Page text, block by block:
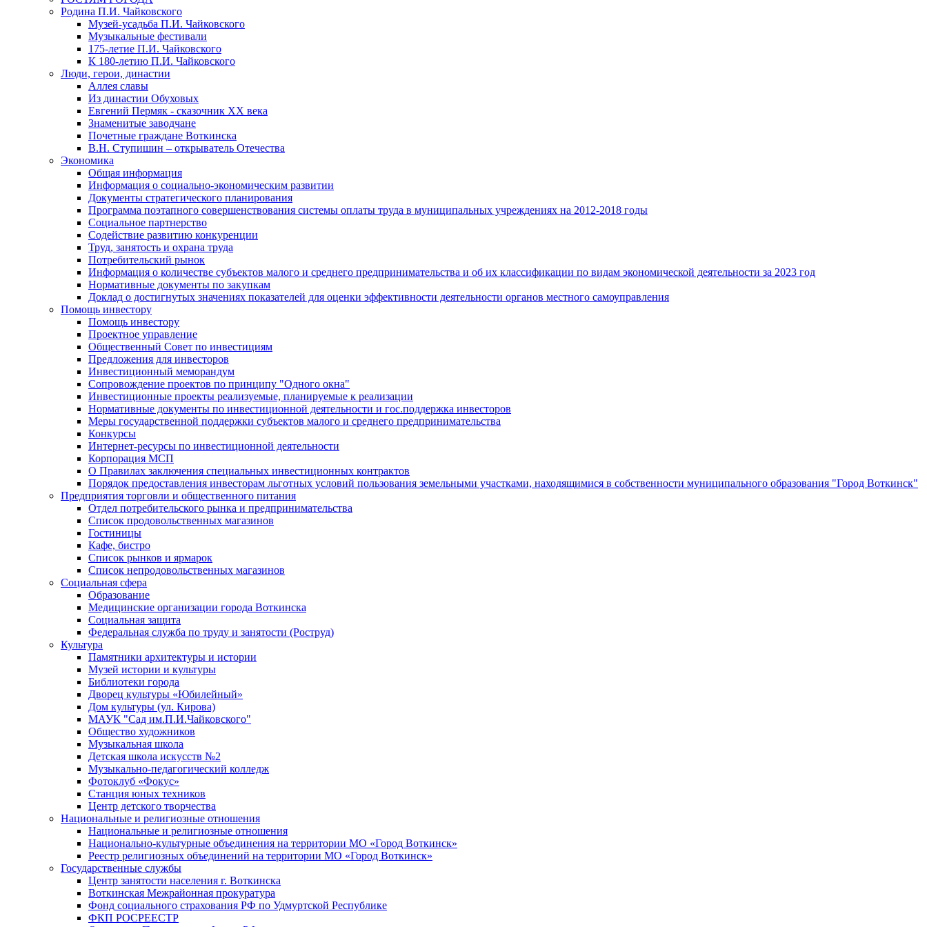
Родина П.И. Чайковского
Музей-усадьба П.И. Чайковского
Музыкальные фестивали
175-летие П.И. Чайковского
К 180-летию П.И. Чайковского
Люди, герои, династии
Аллея славы
Из династии Обуховых
Евгений Пермяк - сказочник XX века
Знаменитые заводчане
Почетные граждане Воткинска
В.Н. Ступишин – открыватель Отечества
Экономика
Общая информация
Информация о социально-экономическим развитии
Документы стратегического планирования
Программа поэтапного совершенствования системы оплаты труда в муниципальных учреждениях на 2012-2018 годы
Социальное партнерство
Содействие развитию конкуренции
Труд, занятость и охрана труда
Потребительский рынок
Информация о количестве субъектов малого и среднего предпринимательства и об их классификации по видам экономической деятельности за 2023 год
Нормативные документы по закупкам
Доклад о достигнутых значениях показателей для оценки эффективности деятельности органов местного самоуправления
Помощь инвестору
Помощь инвестору
Проектное управление
Общественный Совет по инвестициям
Предложения для инвесторов
Инвестиционный меморандум
Сопровождение проектов по принципу "Oдного окна"
Инвестиционные проекты реализуемые, планируемые к реализации
Нормативные документы по инвестиционной деятельности и гос.поддержка инвесторов
Меры государственной поддержки субъектов малого и среднего предпринимательства
Конкурсы
Интернет-ресурсы по инвестиционной деятельности
Корпорация МСП
О Правилах заключения специальных инвестиционных контрактов
Порядок предоставления инвесторам льготных условий пользования земельными участками, находящимися в собственности муниципального образования "Город Воткинск"
Предприятия торговли и общественного питания
Отдел потребительского рынка и предпринимательства
Список продовольственных магазинов
Гостиницы
Кафе, бистро
Cписок рынков и ярмарок
Список непродовольственных магазинов
Социальная сфера
Образование
Медицинские организации города Воткинска
Социальная защита
Федеральная служба по труду и занятости (Роструд)
Культура
Памятники архитектуры и истории
Музей истории и культуры
Библиотеки города
Дворец культуры «Юбилейный»
Дом культуры (ул. Кирова)
МАУК "Сад им.П.И.Чайковского"
Общество художников
Музыкальная школа
Детская школа искусств №2
Музыкально-педагогический колледж
Фотоклуб «Фокус»
Станция юных техников
Центр детского творчества
Национальные и религиозные отношения
Национальные и религиозные отношения
Национально-культурные объединения на территории МО «Город Воткинск»
Реестр религиозных объединений на территории МО «Город Воткинск»
Государственные службы
Центр занятости населения г. Воткинска
Воткинская Межрайонная прокуратура
Фонд социального страхования РФ по Удмуртской Республике
ФКП РОСРЕЕСТР